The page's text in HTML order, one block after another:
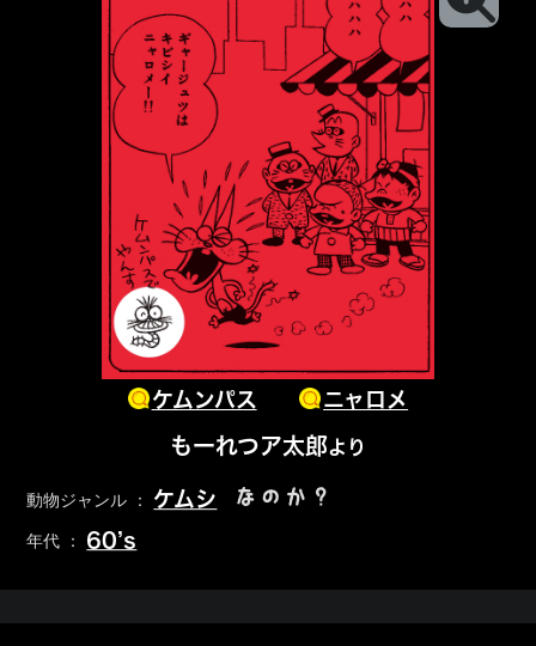
ケムンパス ニャロメ
もーれつア太郎より
動物ジャンル ： ケムシ なのか？
年代 ： 60’s